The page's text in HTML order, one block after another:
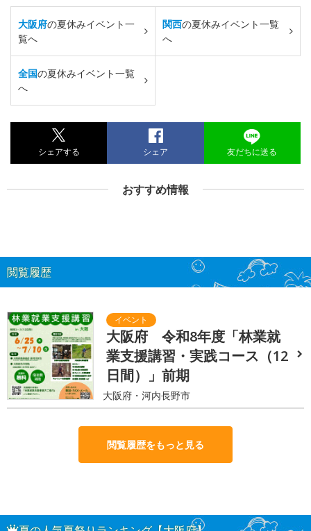
大阪府の夏休みイベント一
覧へ
関西の夏休みイベント一覧
へ
全国の夏休みイベント一覧
へ
シェアする シェア 友だちに送る
おすすめ情報
閲覧履歴
大阪府 令和8年度「林業就
業支援講習・実践コース（12
日間）」前期
大阪府・河内長野市
閲覧履歴をもっと見る